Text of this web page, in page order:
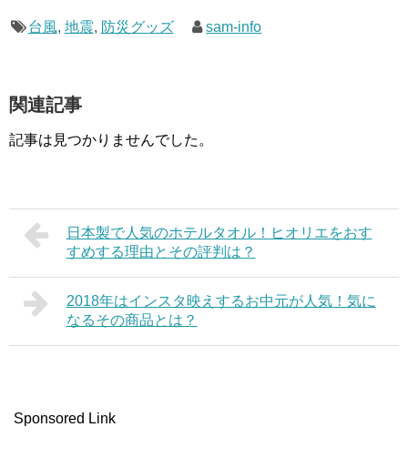
台風, 地震, 防災グッズ sam-info
関連記事
記事は見つかりませんでした。
日本製で人気のホテルタオル！ヒオリエをおす
すめする理由とその評判は？
2018年はインスタ映えするお中元が人気！気に
なるその商品とは？
Sponsored Link